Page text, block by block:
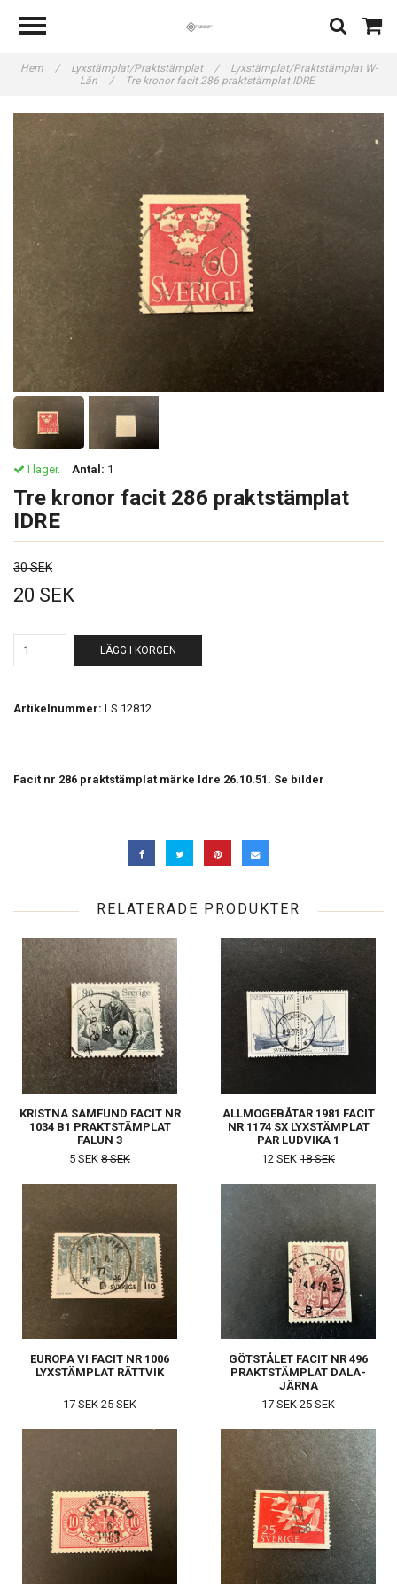
Hem / Lyxstämplat/Praktstämplat /
Lyxstämplat/Praktstämplat W-
Län
/ Tre kronor facit 286 praktstämplat IDRE
I lager. Antal: 1
Tre kronor facit 286 praktstämplat
IDRE
30 SEK
20 SEK
LÄGG I KORGEN
Artikelnummer: LS 12812
Facit nr 286 praktstämplat märke Idre 26.10.51. Se bilder
RELATERADE PRODUKTER
KRISTNA SAMFUND FACIT NR
1034 B1 PRAKTSTÄMPLAT
FALUN 3
5 SEK 8 SEK
ALLMOGEBÅTAR 1981 FACIT
NR 1174 SX LYXSTÄMPLAT
PAR LUDVIKA 1
12 SEK 18 SEK
EUROPA VI FACIT NR 1006
LYXSTÄMPLAT RÄTTVIK
17 SEK 25 SEK
GÖTSTÅLET FACIT NR 496
PRAKTSTÄMPLAT DALA-
JÄRNA
17 SEK 25 SEK